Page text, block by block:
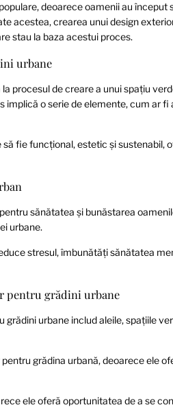
deoarece oamenii au
acestea, crearea unui design
stau la baza acestui proces.
urbane
procesul de creare a unui spațiu
o serie de elemente, cum ar
fie funcțional, estetic și sustenabil,
sănătatea și bunăstarea
urbane.
stresul, îmbunătăți sănătatea
pentru grădini urbane
grădini urbane includ aleile, spațiile
grădina urbană, deoarece ele
ele oferă oportunitatea de a se